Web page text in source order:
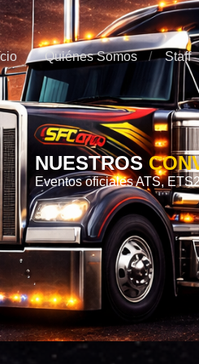
Quiénes Somos Staff
NUESTROS
Eventos oficiales ATS,